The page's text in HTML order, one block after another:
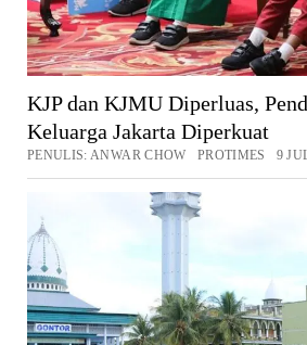
KJP dan KJMU Diperluas,
Keluarga Jakarta Diperkuat
PENULIS: ANWAR CHOW PROTIMES 9